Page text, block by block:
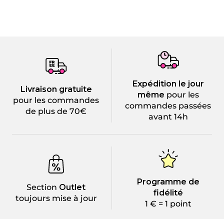
Livraison gratuite
pour les commandes
de plus de 70€
Expédition le jour
même pour les
commandes passées
avant 14h
Section Outlet
toujours mise à jour
Programme de
fidélité
1 € = 1 point